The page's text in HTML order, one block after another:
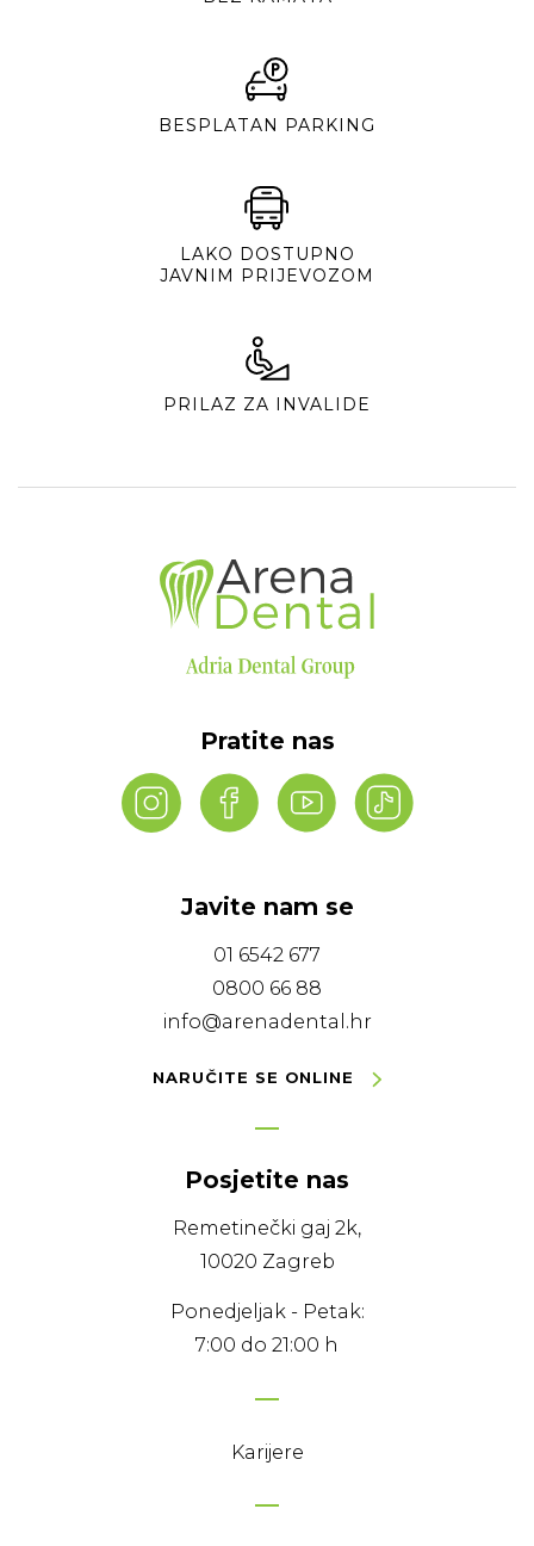
BESPLATAN PARKING
LAKO DOSTUPNO
JAVNIM PRIJEVOZOM
PRILAZ ZA INVALIDE
Javite nam se
01 6542 677
0800 66 88
info@arenadental.hr
NARUČITE SE ONLINE
Posjetite nas
Remetinečki gaj 2k,
10020 Zagreb
Ponedjeljak - Petak:
7:00 do 21:00 h
Pratite nas
Karijere